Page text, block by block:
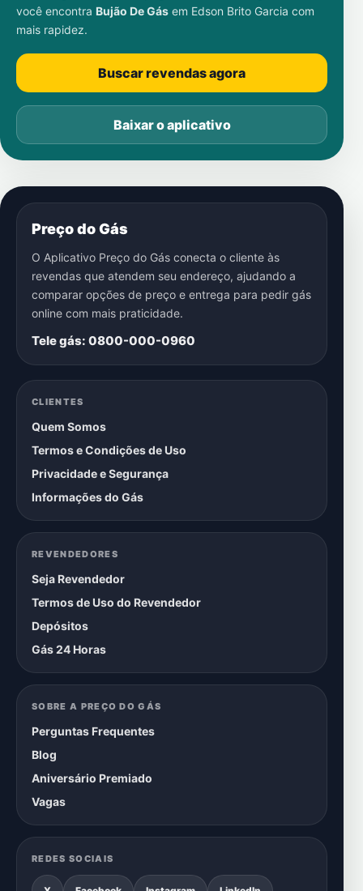
você encontra Bujão De Gás em Edson Brito Garcia com
mais rapidez.
Buscar revendas agora
Baixar o aplicativo
Preço do Gás
O Aplicativo Preço do Gás conecta o cliente às
revendas que atendem seu endereço, ajudando a
comparar opções de preço e entrega para pedir gás
online com mais praticidade.
Tele gás: 0800-000-0960
CLIENTES
Quem Somos
Termos e Condições de Uso
Privacidade e Segurança
Informações do Gás
REVENDEDORES
Seja Revendedor
Termos de Uso do Revendedor
Depósitos
Gás 24 Horas
SOBRE A PREÇO DO GÁS
Perguntas Frequentes
Blog
Aniversário Premiado
Vagas
REDES SOCIAIS